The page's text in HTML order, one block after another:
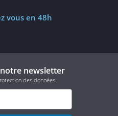
vous en 48h
newsletter
des données